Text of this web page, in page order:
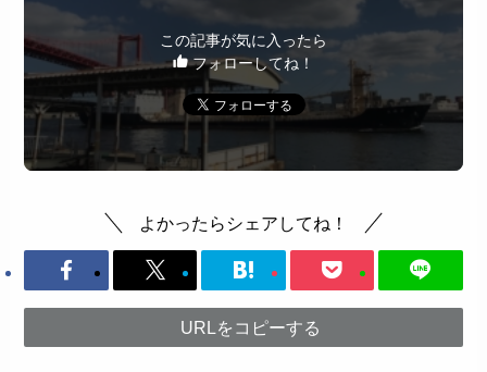
この記事が気に入ったら
フォローしてね！
よかったらシェアしてね！
URLをコピーする